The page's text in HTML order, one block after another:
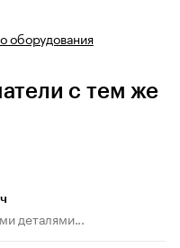
оборудования
с тем же
деталями...